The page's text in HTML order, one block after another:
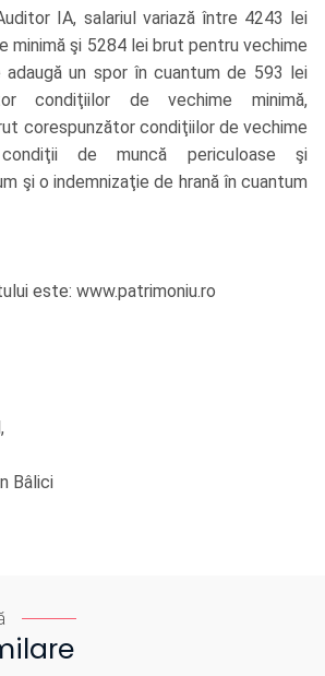
IA, salariul variază între 4243 lei
minimă şi 5284 lei brut pentru vechime
adaugă un spor în cuantum de 593 lei
condiţiilor de vechime minimă,
corespunzător condiţiilor de vechime
de muncă periculoase şi
şi o indemnizaţie de hrană în cuantum
este: www.patrimoniu.ro
Bâlici